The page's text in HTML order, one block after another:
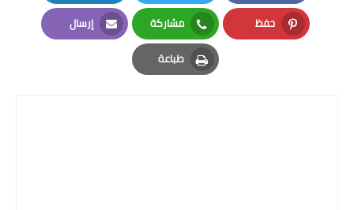
Facebook
Twitter
LinkedIn
حفظ
Pinterest
مشاركة
Whatsapp
إرسال
Email
طباعة
Print